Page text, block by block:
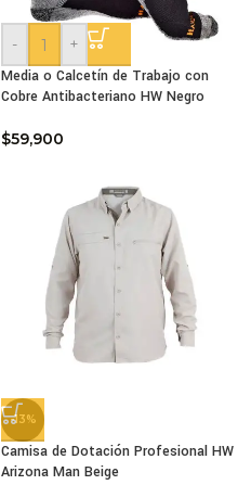
-
+
Media o Calcetín de Trabajo con
Cobre Antibacteriano HW Negro
$59,900
-13%
Camisa de Dotación Profesional HW
Arizona Man Beige